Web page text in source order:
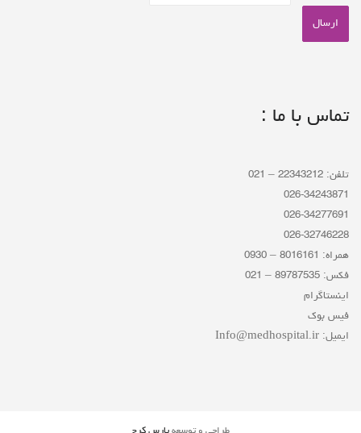
تماس با ما :
تلفن: 22343212 – 021
026-34243871
026-34277691
026-32746228
همراه: 8016161 – 0930
فکس: 89787535 – 021
اینستاگرام
فیس بوک
ایمیل: Info@medhospital.ir